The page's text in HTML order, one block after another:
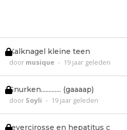
Kalknagel kleine teen
door musique - 19 jaar geleden
Snurken............. (gaaaap)
door Soyli - 19 jaar geleden
levercirosse en hepatitus c